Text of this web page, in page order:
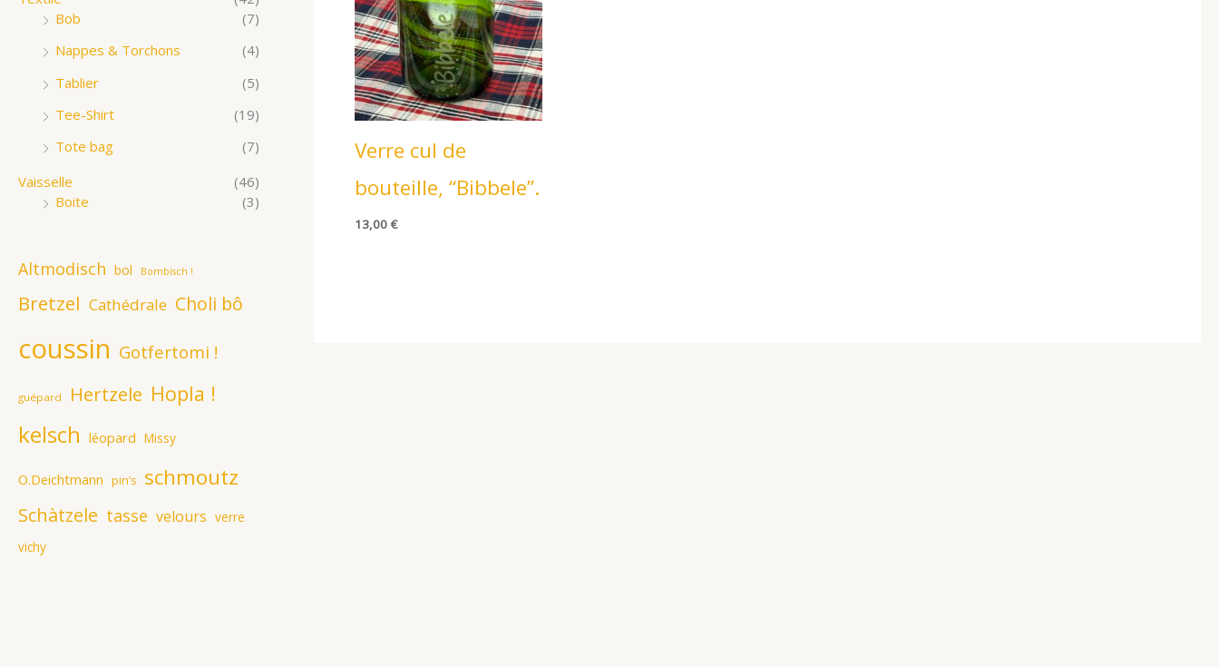
Bob
(7)
Nappes & Torchons
(4)
Tablier
(5)
Tee-Shirt
(19)
Tote bag
(7)
Vaisselle
(46)
Boite
(3)
Altmodisch bol Bombisch !
Bretzel Cathédrale Choli bô
coussin Gotfertomi !
guépard Hertzele Hopla !
kelsch léopard Missy
O.Deichtmann pin’s schmoutz
Schàtzele tasse velours verre
vichy
Verre cul de
bouteille, “Bibbele”.
13,00€